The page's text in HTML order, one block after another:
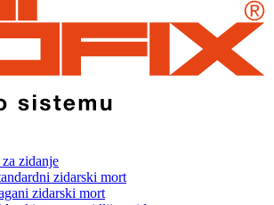
zidanje
zidarski mort
zidarski mort